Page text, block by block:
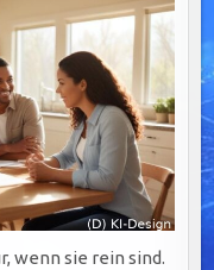
wenn sie rein sind.